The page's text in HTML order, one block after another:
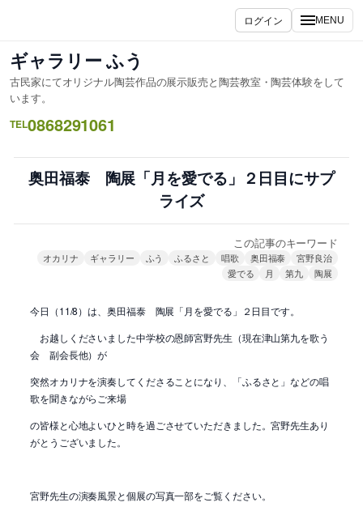
ス
キ
ッ
プ
ログイン MENU
ギャラリー ふう
古民家にてオリジナル陶芸作品の展示販売と陶芸教室・陶芸体験をして
います。
TEL0868291061
奥田福泰 陶展「月を愛でる」２日目にサプ
ライズ
この記事のキーワード
オカリナ ギャラリー ふう ふるさと 唱歌 奥田福泰
宮野良治
愛でる
月 第九 陶展
今日（11/8）は、奥田福泰 陶展「月を愛でる」２日目です。
お越しくださいました中学校の恩師宮野先生（現在津山第九を歌う
会 副会長他）が
突然オカリナを演奏してくださることになり、「ふるさと」などの唱
歌を聞きながらご来場
の皆様と心地よいひと時を過ごさせていただきました。宮野先生あり
がとうございました。
宮野先生の演奏風景と個展の写真一部をご覧ください。